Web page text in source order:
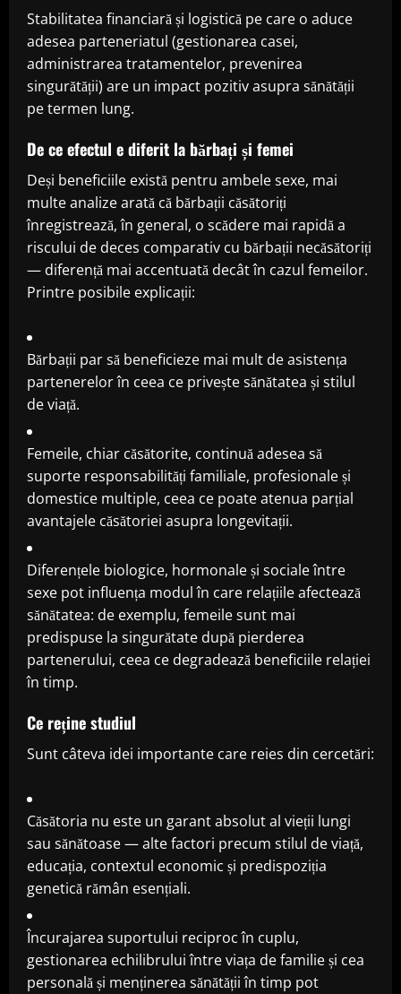
Stabilitatea financiară și logistică pe care o aduce
adesea parteneriatul (gestionarea casei,
administrarea tratamentelor, prevenirea
singurătății) are un impact pozitiv asupra sănătății
pe termen lung.
De ce efectul e diferit la bărbați și femei
Deși beneficiile există pentru ambele sexe, mai
multe analize arată că bărbații căsătoriți
înregistrează, în general, o scădere mai rapidă a
riscului de deces comparativ cu bărbații necăsătoriți
— diferență mai accentuată decât în cazul femeilor.
Printre posibile explicații:
Bărbații par să beneficieze mai mult de asistența
partenerelor în ceea ce privește sănătatea și stilul
de viață.
Femeile, chiar căsătorite, continuă adesea să
suporte responsabilități familiale, profesionale și
domestice multiple, ceea ce poate atenua parțial
avantajele căsătoriei asupra longevitații.
Diferențele biologice, hormonale și sociale între
sexe pot influența modul în care relațiile afectează
sănătatea: de exemplu, femeile sunt mai
predispuse la singurătate după pierderea
partenerului, ceea ce degradează beneficiile relației
în timp.
Ce reține studiul
Sunt câteva idei importante care reies din cercetări:
Căsătoria nu este un garant absolut al vieții lungi
sau sănătoase — alte factori precum stilul de viață,
educația, contextul economic și predispoziția
genetică rămân esențiali.
Încurajarea suportului reciproc în cuplu,
gestionarea echilibrului între viața de familie și cea
personală și menținerea sănătății în timp pot